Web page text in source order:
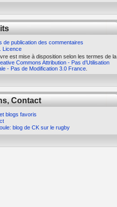
de publication des commentaires
Licence
est mise à disposition selon les termes de la
Commons Attribution - Pas d’Utilisation
- Pas de Modification 3.0 France
Contact
blogs favoris
blog de CK sur le rugby